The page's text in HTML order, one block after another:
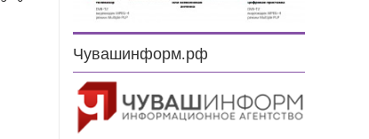
Чувашинформ.рф